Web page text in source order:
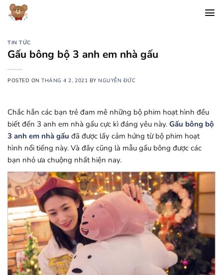
Chuyển
đến
dungTIN TỨC
Gấu bông bộ 3 anh em nhà gấu
POSTED ONTHÁNG 4 2, 2021 BY NGUYỄN ĐỨC
Chắc hẳn các bạn trẻ đam mê những bộ phim hoạt hình đều
biết đến 3 anh em nhà gấu cực kì đáng yêu này. Gấu bông bộ
3 anh em nhà gấu đã được lấy cảm hứng từ bộ phim hoạt
hình nổi tiếng này. Và đây cũng là mẫu gấu bông được các
bạn nhỏ ưa chuộng nhất hiện nay.